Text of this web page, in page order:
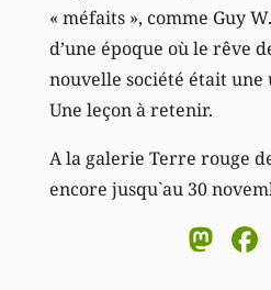
« méfaits », comme Guy
d’une époque où le rêve
nouvelle société était une
Une leçon à retenir.
A la galerie Terre rouge
encore jusqu`au 30